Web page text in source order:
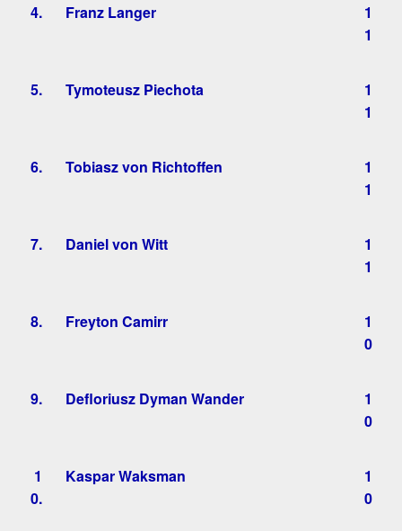
4. Franz Langer
1
1
5. Tymoteusz Piechota
1
1
6. Tobiasz von Richtoffen
1
1
7. Daniel von Witt
1
1
8. Freyton Camirr
1
0
9. Defloriusz Dyman Wander
1
0
1
0.
Kaspar Waksman
1
0